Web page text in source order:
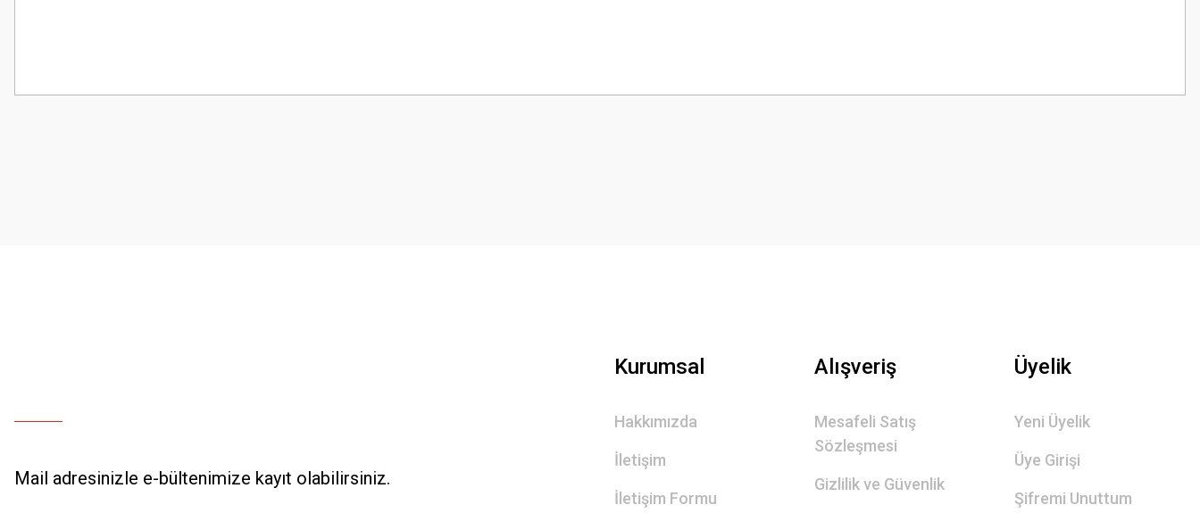
Görüş ve önerileriniz için teşekkür ederiz.
Mail adresinizle e-bültenimize kayıt olabilirsiniz.
Kurumsal
Hakkımızda
İletişim
İletişim Formu
Alışveriş
Mesafeli Satış
Sözleşmesi
Gizlilik ve Güvenlik
Üyelik
Yeni Üyelik
Üye Girişi
Şifremi Unuttum